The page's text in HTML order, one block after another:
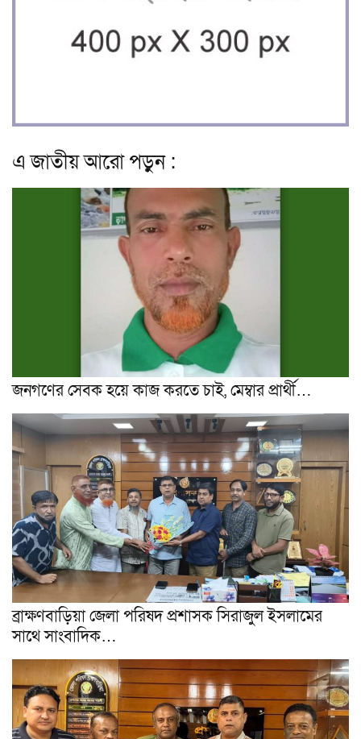
এ জাতীয় আরো পড়ুন :
জনগণের সেবক হয়ে কাজ করতে চাই, মেম্বার প্রার্থী…
ব্রাক্ষণবাড়িয়া জেলা পরিষদ প্রশাসক সিরাজুল ইসলামের
সাথে সাংবাদিক…